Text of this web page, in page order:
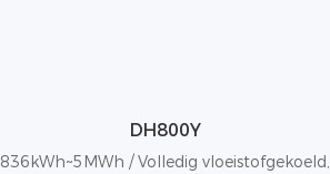
DH800Y
836kWh~5MWh / Volledig vloeistofgekoeld,